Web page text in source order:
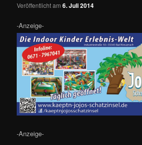
Veröffentlicht am6. Juli 2014
-Anzeige-
-Anzeige-